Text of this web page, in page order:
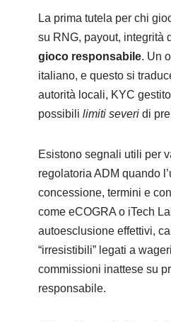
La prima tutela per chi
su RNG, payout, integrità
gioco responsabile. Un
italiano, e questo si
autorità locali, KYC
possibili limiti severidi
Esistono segnali utili per
regolatoria ADM quando
concessione, termini e
come eCOGRA o iTech
autoesclusione effettivi,
“irresistibili” legati a
commissioni inattese su
responsabile.